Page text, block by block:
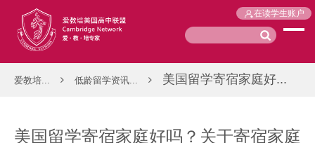
在读学生账户
爱教培... 低龄留学资讯... 美国留学寄宿家庭好...
美国留学寄宿家庭好吗？关于寄宿家庭